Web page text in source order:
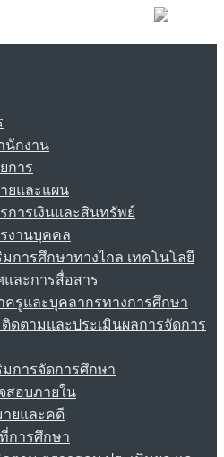
นักงาน
การ
ยและแผน
การเงินและสินทรัพย์
งานบุคคล
มการศึกษาทางไกล เทคโนโลยี
และการสื่อสาร
รูและบุคลากรทางการศึกษา
ดตามและประเมินผลการจัดการ
มการจัดการศึกษา
สอบภายใน
ยและคดี
การศึกษา